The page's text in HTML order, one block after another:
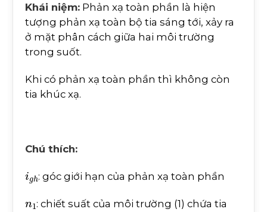
Khái niệm: Phản xạ toàn phần là hiện
tượng phản xạ toàn bộ tia sáng tới, xảy ra
ở mặt phân cách giữa hai môi trường
trong suốt.
Khi có phản xạ toàn phần thì không còn
tia khúc xạ.
Chú thích:
i : góc giới hạn của phản xạ toàn phần
: chiết suất của môi trường (1) chứa tia